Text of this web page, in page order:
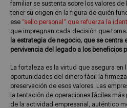
familiar se sustenta sobre los valores
tener su origen en la figura de quién
ese “sello personal” que refuerza la
que impregnan cada decisión que
la estrategia de negocio, que se centra
pervivencia del legado a los beneficios
La fortaleza es la virtud que asegura
oportunidades del dinero fácil la
preservación de esos valores. Las
la tentación de operaciones fáciles
de la actividad empresarial, auténtico